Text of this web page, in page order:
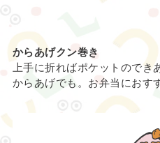
からあげクン巻き
上手に折ればポケットのでき
からあげでも。お弁当におす